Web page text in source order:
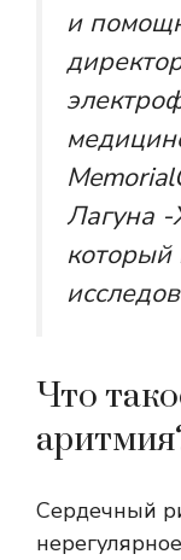
и
Лагуна
который
Что
Сердечный